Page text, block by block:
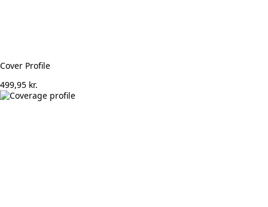
Cover Profile
499,95 kr.